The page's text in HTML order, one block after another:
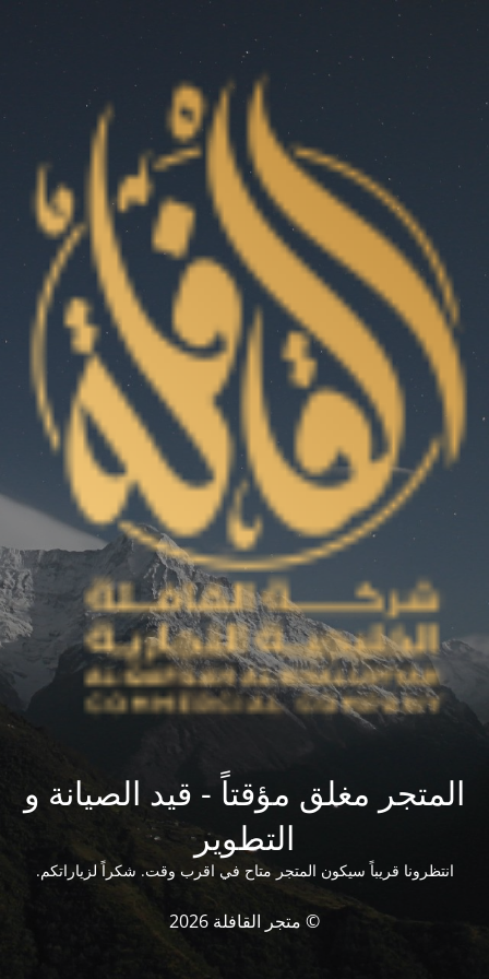
المتجر مغلق مؤقتاً - قيد الصيانة و
التطوير
انتظرونا قريباً سيكون المتجر متاح في اقرب وقت. شكراً لزياراتكم.
© متجر القافلة 2026